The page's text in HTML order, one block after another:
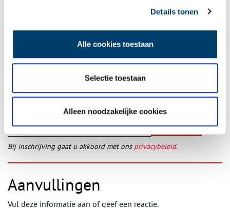
Details tonen
Alle cookies toestaan
Selectie toestaan
Alleen noodzakelijke cookies
Ontvang de nieuwsbrief
laatste erfgoednieuws? Schrijf u dan nu in voor onze
wekelijkse nieuwsbrief!
Bij inschrijving gaat u akkoord met ons privacybeleid.
Aanvullingen
Vul deze informatie aan of geef een reactie.